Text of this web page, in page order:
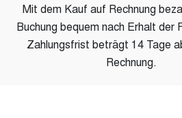
Mit dem Kauf auf Rechnung
Buchung bequem nach Erhalt der
Zahlungsfrist beträgt 14 Tage
Rechnung.